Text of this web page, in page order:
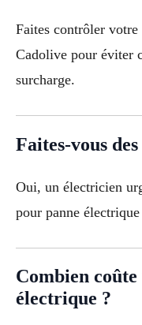
Faites contrôler
Cadolive pour éviter
surcharge.
Faites-vous
Oui, un électricien
pour panne
Combien coûte
électrique ?